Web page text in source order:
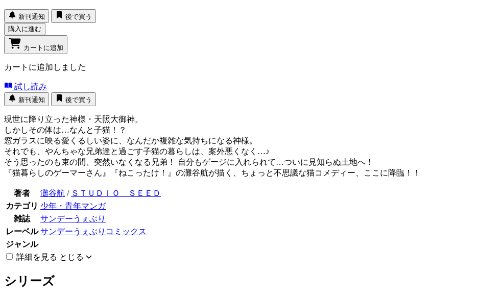
新刊通知
後で買う
購入に進む
カートに追加
カートに追加しました
試し読み
新刊通知 後で買う
現世に降り立った神様・天照大御神。
しかしその体は…なんと子猫！？
窓ガラスに映る愛くるしい姿に、なんだか複雑な気持ちになる神様。
それでも、やんちゃな兄弟達と過ごす子猫の暮らしは、案外悪くなく…♪
そう思ったのも束の間、突然いなくなる兄弟！ 自分もゲージに入れられて…ついに見知らぬ土地へ！
『猫暮らしのゲーマーさん』『ねこったけ！』の灘谷航が描く、ちょっと不思議な猫コメディー、ここに降臨！！
著者 灘谷航 / ＳＴＵＤＩＯ ＳＥＥＤ
カテゴリ 少年・青年マンガ
雑誌
サンデーうぇぶり
レーベル サンデーうぇぶりコミックス
ジャンル
詳細を見る とじる
シリーズ